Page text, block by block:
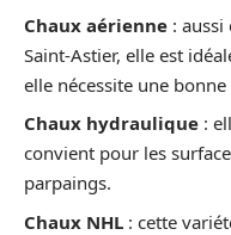
Chaux aérienne :
Saint-Astier, elle est
elle nécessite une
Chaux hydraulique :
convient pour les
parpaings.
Chaux NHL : cette